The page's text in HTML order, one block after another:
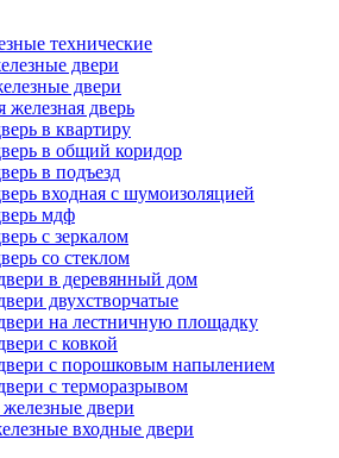
технические
двери
двери
железная дверь
в квартиру
в общий коридор
в подъезд
входная с шумоизоляцией
мдф
с зеркалом
со стеклом
в деревянный дом
двухстворчатые
на лестничную площадку
с ковкой
с порошковым напылением
с терморазрывом
двери
входные двери